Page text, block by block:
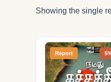
Showing the single
Report